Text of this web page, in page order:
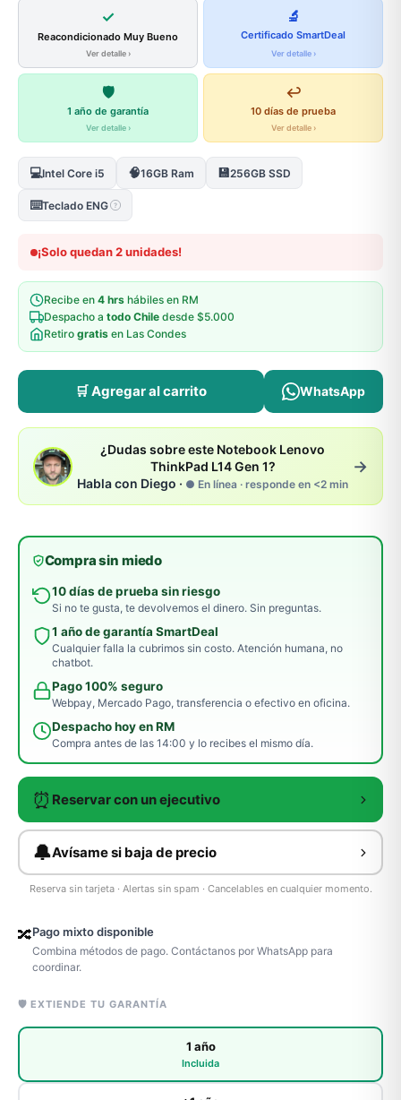
✓
Reacondicionado Muy Bueno
Ver detalle ›
🔬
Certificado SmartDeal
Ver detalle ›
🛡️
1 año de garantía
Ver detalle ›
↩️
10 días de prueba
Ver detalle ›
💻Intel Core i5 🧠16GB Ram 💾256GB SSD
⌨️Teclado ENG ?
¡Solo quedan 2 unidades!
Recibe en 4 hrs hábiles en RM
Despacho a todo Chile desde $5.000
Retiro gratis en Las Condes
🛒 Agregar al carrito WhatsApp
¿Dudas sobre este Notebook Lenovo
ThinkPad L14 Gen 1?
Habla con Diego · ● En línea · responde en <2 min
→
Compra sin miedo
10 días de prueba sin riesgo
Si no te gusta, te devolvemos el dinero. Sin preguntas.
1 año de garantía SmartDeal
Cualquier falla la cubrimos sin costo. Atención humana, no
chatbot.
Pago 100% seguro
Webpay, Mercado Pago, transferencia o efectivo en oficina.
Despacho hoy en RM
Compra antes de las 14:00 y lo recibes el mismo día.
⏰ Reservar con un ejecutivo
🔔Avísame si baja de precio
Reserva sin tarjeta · Alertas sin spam · Cancelables en cualquier momento.
🔀Pago mixto disponible
Combina métodos de pago. Contáctanos por WhatsApp para
coordinar.
🛡️ EXTIENDE TU GARANTÍA
1 año
Incluida